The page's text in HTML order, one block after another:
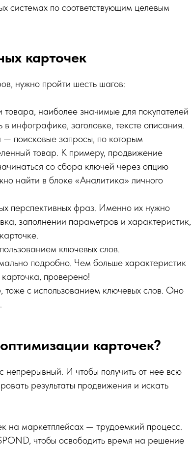
системах по соответствующим целевым
карточек
нужно пройти шесть шагов:
наиболее значимые для покупателей
инфографике, заголовке, тексте описания.
поисковые запросы, по которым
товар. К примеру, продвижение
со сбора ключей через опцию
найти в блоке «Аналитика» личного
перспективных фраз. Именно их нужно
заполнении параметров и характеристик,
ключевых слов.
подробно. Чем больше характеристик
проверено!
с использованием ключевых слов. Оно
карточек?
И чтобы получить от нее всю
результаты продвижения и искать
на маркетплейсах — трудоемкий процесс.
чтобы освободить время на решение